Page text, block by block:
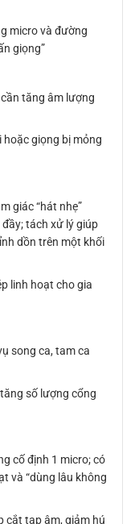
micro và đường
giọng”
tăng âm lượng
giọng bị mỏng
giác “hát nhẹ”
tách xử lý giúp
dồn trên một khối
linh hoạt cho gia
song ca, tam ca
số lượng cổng
cố định 1 micro; có
và “dùng lâu không
cắt tạp âm, giảm hú